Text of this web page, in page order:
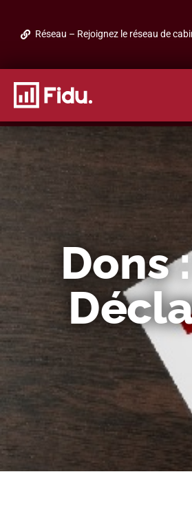
Réseau – Rejoignez le réseau de
Dons